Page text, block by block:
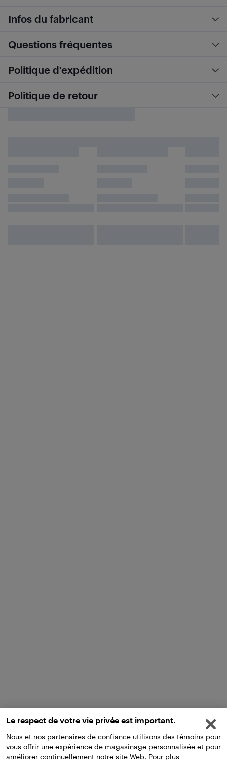
Infos du fabricant
Questions fréquentes
Politique d’expédition
Politique de retour
Le respect de votre vie privée est important.
Nous et nos partenaires de confiance utilisons des témoins pour
vous offrir une expérience de magasinage personnalisée et pour
améliorer continuellement notre site Web. Pour plus